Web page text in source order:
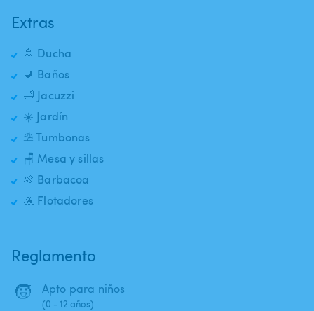
Extras
🚿 Ducha
🚽 Baños
🛁 Jacuzzi
☀️ Jardín
⛱️ Tumbonas
🪑 Mesa y sillas
🍖 Barbacoa
🤽 Flotadores
Reglamento
🧒 Apto para niños
(0 - 12 años)